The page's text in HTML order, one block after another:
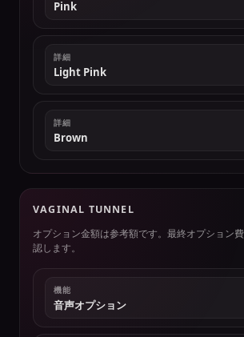
Pink
詳細
Light Pink
詳細
Brown
VAGINAL TUNNEL
オプション金額は参考額です。最終オプション
認します。
機能
音声オプション